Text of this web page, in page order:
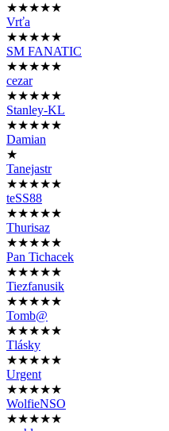
★★★★★
Vrťa
★★★★★
SM FANATIC
★★★★★
cezar
★★★★★
Stanley-KL
★★★★★
Damian
★
Tanejastr
★★★★★
teSS88
★★★★★
Thurisaz
★★★★★
Pan Tichacek
★★★★★
Tiezfanusik
★★★★★
Tomb@
★★★★★
Tlásky
★★★★★
Urgent
★★★★★
WolfieNSO
★★★★★